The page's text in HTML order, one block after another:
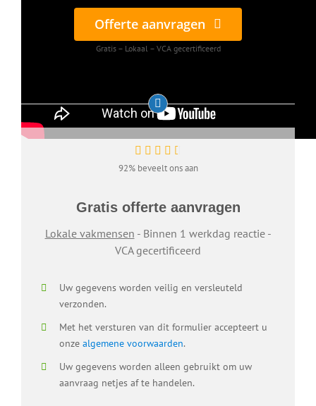
Offerte aanvragen
Gratis – Lokaal – VCA gecertificeerd
92% beveelt ons aan
Gratis offerte aanvragen
Lokale vakmensen - Binnen 1 werkdag reactie -
VCA gecertificeerd
Uw gegevens worden veilig en versleuteld
verzonden.
Met het versturen van dit formulier accepteert u
onze algemene voorwaarden.
Uw gegevens worden alleen gebruikt om uw
aanvraag netjes af te handelen.